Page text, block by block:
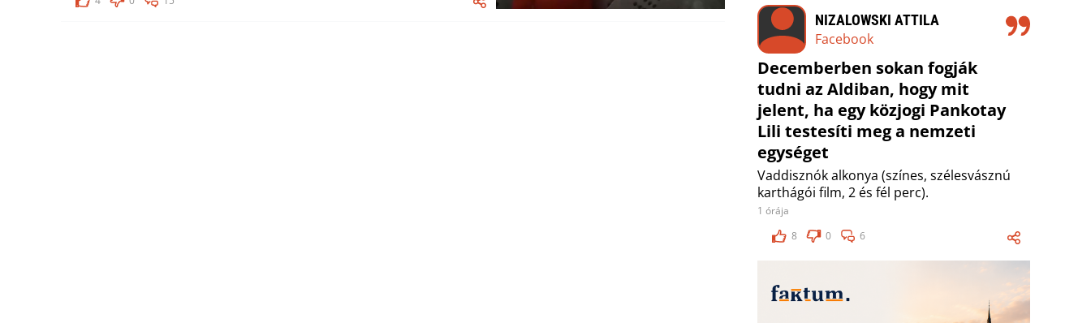
NIZALOWSKI ATTILA
Facebook
Decemberben sokan fogják
tudni az Aldiban, hogy mit
jelent, ha egy közjogi Pankotay
Lili testesíti meg a nemzeti
egységet
Vaddisznók alkonya (színes, szélesvásznú
karthágói film, 2 és fél perc).
1 órája
8
0 6